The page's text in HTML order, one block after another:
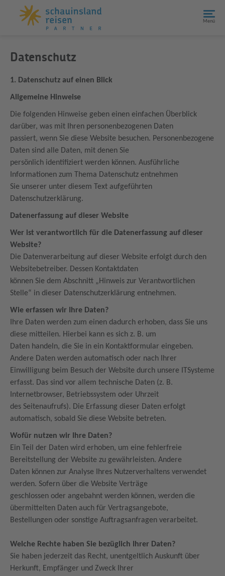
Menü
Datenschutz
1. Datenschutz auf einen Blick
Allgemeine Hinweise
Die folgenden Hinweise geben einen einfachen Überblick
darüber, was mit Ihren personenbezogenen Daten
passiert, wenn Sie diese Website besuchen. Personenbezogene
Daten sind alle Daten, mit denen Sie
persönlich identifiziert werden können. Ausführliche
Informationen zum Thema Datenschutz entnehmen
Sie unserer unter diesem Text aufgeführten
Datenschutzerklärung.
Datenerfassung auf dieser Website
Wer ist verantwortlich für die Datenerfassung auf dieser
Website?
Die Datenverarbeitung auf dieser Website erfolgt durch den
Websitebetreiber. Dessen Kontaktdaten
können Sie dem Abschnitt „Hinweis zur Verantwortlichen
Stelle“ in dieser Datenschutzerklärung entnehmen.
Wie erfassen wir Ihre Daten?
Ihre Daten werden zum einen dadurch erhoben, dass Sie uns
diese mitteilen. Hierbei kann es sich z. B. um
Daten handeln, die Sie in ein Kontaktformular eingeben.
Andere Daten werden automatisch oder nach Ihrer
Einwilligung beim Besuch der Website durch unsere ITSysteme
erfasst. Das sind vor allem technische Daten (z. B.
Internetbrowser, Betriebssystem oder Uhrzeit
des Seitenaufrufs). Die Erfassung dieser Daten erfolgt
automatisch, sobald Sie diese Website betreten.
Wofür nutzen wir Ihre Daten?
Ein Teil der Daten wird erhoben, um eine fehlerfreie
Bereitstellung der Website zu gewährleisten. Andere
Daten können zur Analyse Ihres Nutzerverhaltens verwendet
werden. Sofern über die Website Verträge
geschlossen oder angebahnt werden können, werden die
übermittelten Daten auch für Vertragsangebote,
Bestellungen oder sonstige Auftragsanfragen verarbeitet.
Welche Rechte haben Sie bezüglich Ihrer Daten?
Sie haben jederzeit das Recht, unentgeltlich Auskunft über
Herkunft, Empfänger und Zweck Ihrer